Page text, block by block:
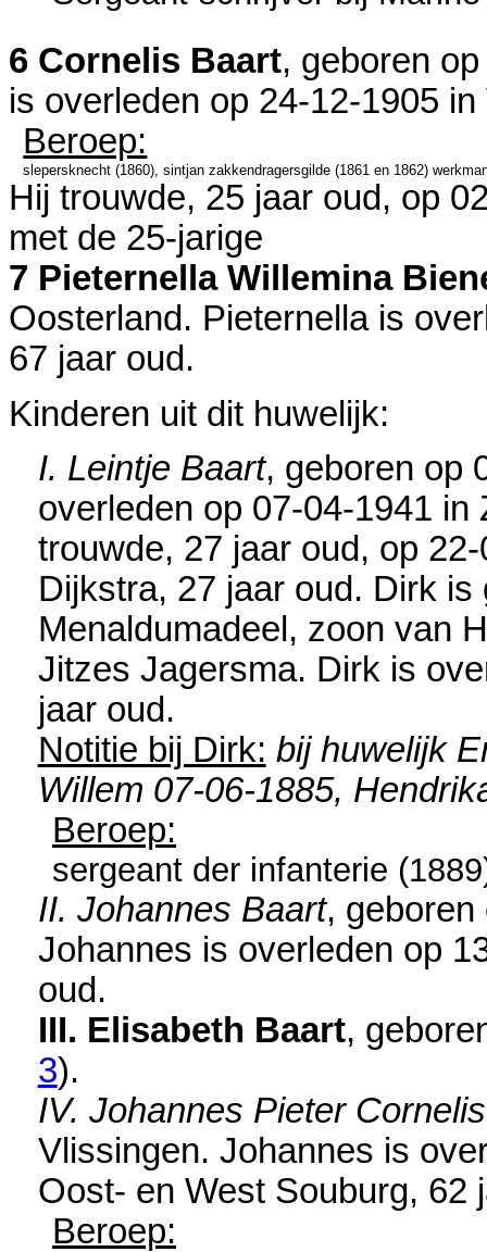
6 Cornelis Baart, geboren
is overleden op 24-12-1905 in
Beroep:
slepersknecht (1860), sintjan zakkendragersgilde (1861 en 1862)
Hij trouwde, 25 jaar oud, op
met de 25-jarige
7 Pieternella Willemina
Oosterland. Pieternella is
67 jaar oud.
Kinderen uit dit huwelijk:
I. Leintje Baart, geboren op
overleden op 07-04-1941 in
trouwde, 27 jaar oud, op
Dijkstra, 27 jaar oud. Dirk is
Menaldumadeel , zoon van
Jitzes Jagersma. Dirk is
jaar oud.
Notitie bij Dirk: bij huwelijk
Willem 07-06-1885,
Beroep:
sergeant der infanterie
II. Johannes Baart,
Johannes is overleden op
oud.
III. Elisabeth Baart,
3).
IV. Johannes Pieter
Vlissingen. Johannes is
Oost- en West Souburg, 62
Beroep: